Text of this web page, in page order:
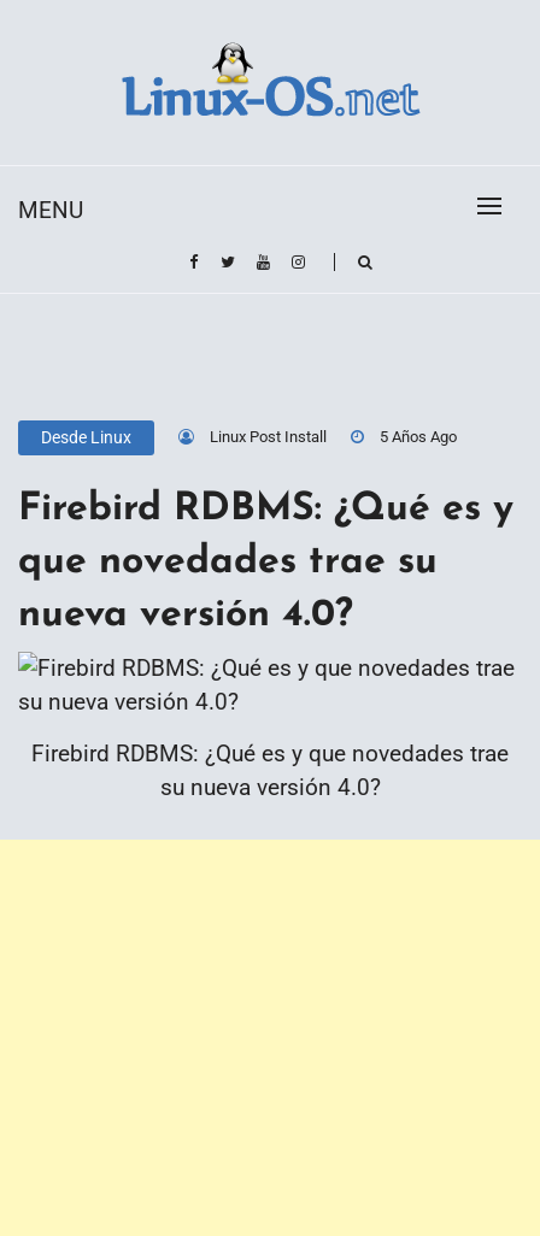
MENU
Desde Linux Linux Post Install 5 Años Ago
Firebird RDBMS: ¿Qué es y
que novedades trae su
nueva versión 4.0?
Firebird RDBMS: ¿Qué es y que novedades trae
su nueva versión 4.0?